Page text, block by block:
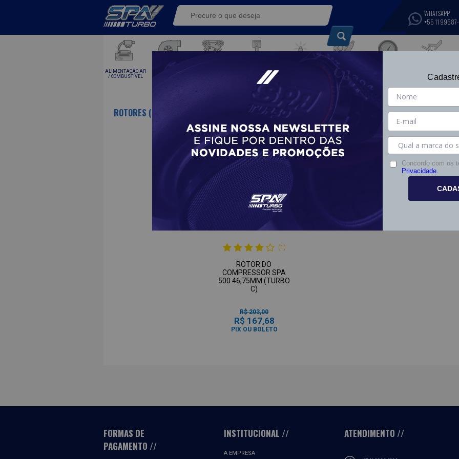
WHATSAPP
+55 11
ALIMENTAÇÃO AR
/ COMBUSTÍVEL
COMPONENTES DE
MOTOR
SUSPENSÃO,
TRANSMISSÃO E
FREIOS
TÉRMICOS
ROTORES (1)
- 13%
(1)
ROTOR DO
COMPRESSOR SPA
500 46,75MM (TURBO
C)
R$ 203,00
R$ 167,68
PIX OU BOLETO
FORMAS DE
PAGAMENTO
INSTITUCIONAL
A EMPRESA
ATENDIMENTO
Concordo com os
Privacidade.